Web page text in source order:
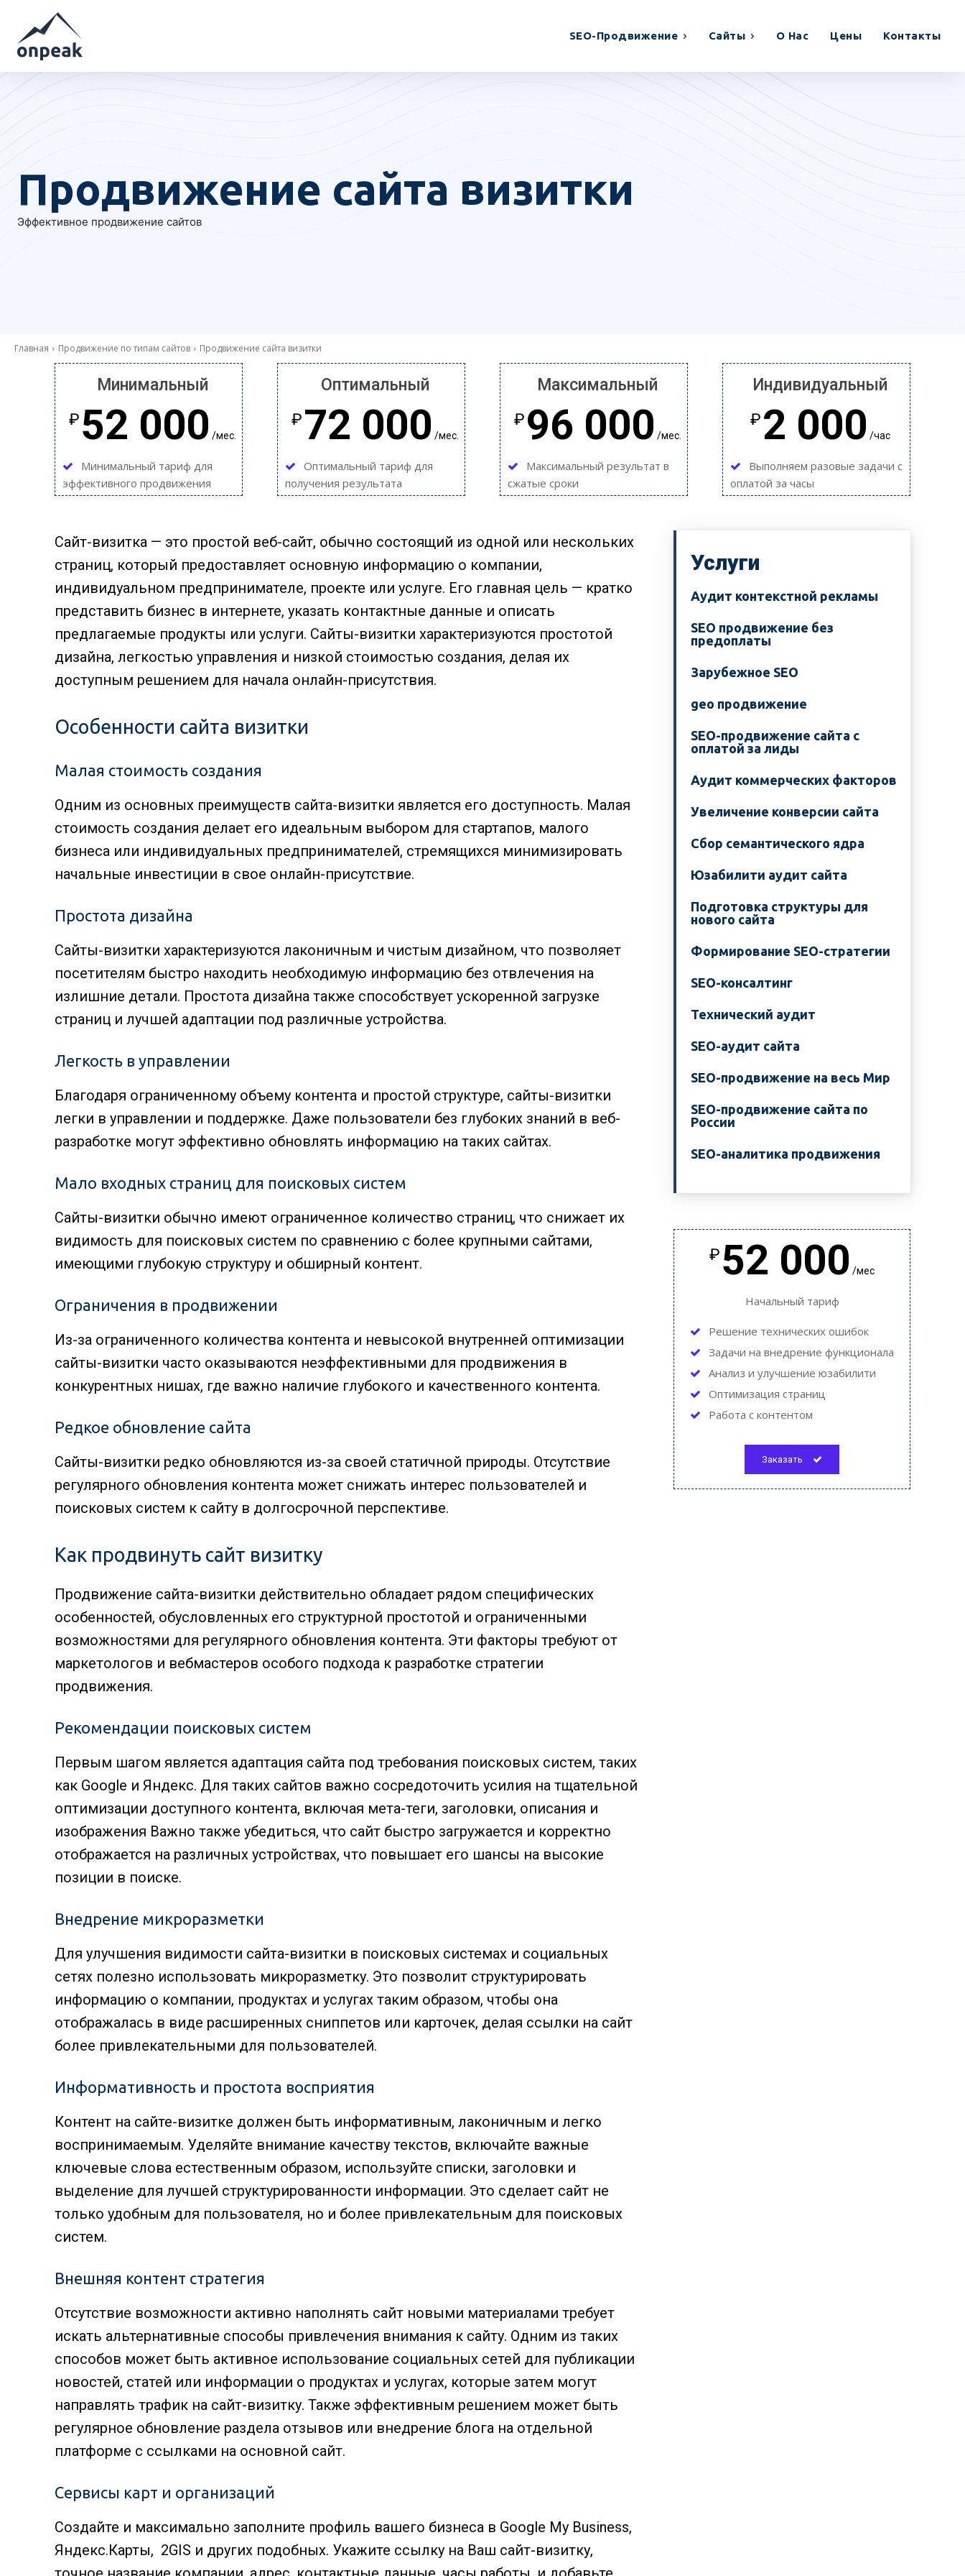
SEO-Продвижение Сайты О Нас Цены Контакты
Продвижение сайта визитки
Эффективное продвижение сайтов
Главная Продвижение по типам сайтов Продвижение сайта визитки
Минимальный
₽ 52 000 /мес.
Минимальный тариф для
эффективного продвижения
Оптимальный
₽ 72 000 /мес.
Оптимальный тариф для
получения результата
Максимальный
₽ 96 000 /мес.
Максимальный результат в
сжатые сроки
Индивидуальный
₽ 2 000 /час
Выполняем разовые задачи с
оплатой за часы
Сайт-визитка — это простой веб-сайт, обычно состоящий из одной или нескольких
страниц, который предоставляет основную информацию о компании,
индивидуальном предпринимателе, проекте или услуге. Его главная цель — кратко
представить бизнес в интернете, указать контактные данные и описать
предлагаемые продукты или услуги. Сайты-визитки характеризуются простотой
дизайна, легкостью управления и низкой стоимостью создания, делая их
доступным решением для начала онлайн-присутствия.
Особенности сайта визитки
Малая стоимость создания
Одним из основных преимуществ сайта-визитки является его доступность. Малая
стоимость создания делает его идеальным выбором для стартапов, малого
бизнеса или индивидуальных предпринимателей, стремящихся минимизировать
начальные инвестиции в свое онлайн-присутствие.
Простота дизайна
Сайты-визитки характеризуются лаконичным и чистым дизайном, что позволяет
посетителям быстро находить необходимую информацию без отвлечения на
излишние детали. Простота дизайна также способствует ускоренной загрузке
страниц и лучшей адаптации под различные устройства.
Легкость в управлении
Благодаря ограниченному объему контента и простой структуре, сайты-визитки
легки в управлении и поддержке. Даже пользователи без глубоких знаний в веб-
разработке могут эффективно обновлять информацию на таких сайтах.
Мало входных страниц для поисковых систем
Сайты-визитки обычно имеют ограниченное количество страниц, что снижает их
видимость для поисковых систем по сравнению с более крупными сайтами,
имеющими глубокую структуру и обширный контент.
Ограничения в продвижении
Из-за ограниченного количества контента и невысокой внутренней оптимизации
сайты-визитки часто оказываются неэффективными для продвижения в
конкурентных нишах, где важно наличие глубокого и качественного контента.
Редкое обновление сайта
Сайты-визитки редко обновляются из-за своей статичной природы. Отсутствие
регулярного обновления контента может снижать интерес пользователей и
поисковых систем к сайту в долгосрочной перспективе.
Как продвинуть сайт визитку
Продвижение сайта-визитки действительно обладает рядом специфических
особенностей, обусловленных его структурной простотой и ограниченными
возможностями для регулярного обновления контента. Эти факторы требуют от
маркетологов и вебмастеров особого подхода к разработке стратегии
продвижения.
Рекомендации поисковых систем
Первым шагом является адаптация сайта под требования поисковых систем, таких
как Google и Яндекс. Для таких сайтов важно сосредоточить усилия на тщательной
оптимизации доступного контента, включая мета-теги, заголовки, описания и
изображения Важно также убедиться, что сайт быстро загружается и корректно
отображается на различных устройствах, что повышает его шансы на высокие
позиции в поиске.
Внедрение микроразметки
Для улучшения видимости сайта-визитки в поисковых системах и социальных
сетях полезно использовать микроразметку. Это позволит структурировать
информацию о компании, продуктах и услугах таким образом, чтобы она
отображалась в виде расширенных сниппетов или карточек, делая ссылки на сайт
более привлекательными для пользователей.
Информативность и простота восприятия
Контент на сайте-визитке должен быть информативным, лаконичным и легко
воспринимаемым. Уделяйте внимание качеству текстов, включайте важные
ключевые слова естественным образом, используйте списки, заголовки и
выделение для лучшей структурированности информации. Это сделает сайт не
только удобным для пользователя, но и более привлекательным для поисковых
систем.
Внешняя контент стратегия
Отсутствие возможности активно наполнять сайт новыми материалами требует
искать альтернативные способы привлечения внимания к сайту. Одним из таких
способов может быть активное использование социальных сетей для публикации
новостей, статей или информации о продуктах и услугах, которые затем могут
направлять трафик на сайт-визитку. Также эффективным решением может быть
регулярное обновление раздела отзывов или внедрение блога на отдельной
платформе с ссылками на основной сайт.
Сервисы карт и организаций
Создайте и максимально заполните профиль вашего бизнеса в Google My Business,
Яндекс.Карты, 2GIS и других подобных. Укажите ссылку на Ваш сайт-визитку,
Услуги
Аудит контекстной рекламы
SEO продвижение без
предоплаты
Зарубежное SEO
geo продвижение
SEO-продвижение сайта с
оплатой за лиды
Аудит коммерческих факторов
Увеличение конверсии сайта
Сбор семантического ядра
Юзабилити аудит сайта
Подготовка структуры для
нового сайта
Формирование SEO-стратегии
SEO-консалтинг
Технический аудит
SEO-аудит сайта
SEO-продвижение на весь Мир
SEO-продвижение сайта по
России
SEO-аналитика продвижения
₽ 52 000 /мес
Начальный тариф
Решение технических ошибок
Задачи на внедрение функционала
Анализ и улучшение юзабилити
Оптимизация страниц
Работа с контентом
Заказать